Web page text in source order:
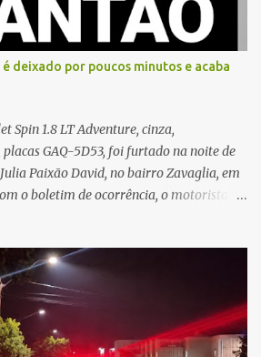
informou à Polícia Civil que mora
ameaçada, coagida e humilhada com a
Agora
deixado por poucos minutos e acaba
Spin 1.8 LT Adventure, cinza,
GAQ-5D53, foi furtado na noite de
Paixão David, no bairro Zavaglia, em
o boletim de ocorrência, o motorista
registro policial, o condutor estacionou o
todas as portas estavam trancadas,
de ignição e se ausentou do local por
buscar ajuda. Ao retornar, constatou
A vítima realizou buscas